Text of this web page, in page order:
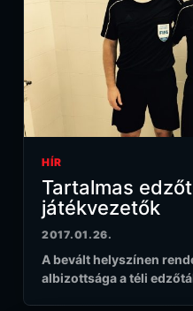
HÍR
Tartalmas
játékvezetők
2017.01.26.
A bevált helyszínen
albizottsága a téli